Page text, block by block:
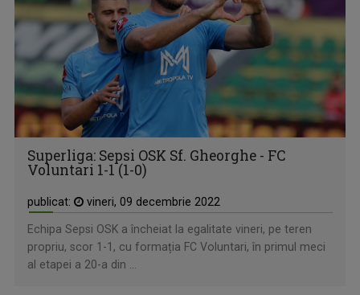
Superliga: Sepsi OSK Sf. Gheorghe - FC
Voluntari 1-1 (1-0)
publicat: vineri, 09 decembrie 2022
Echipa Sepsi OSK a încheiat la egalitate vineri, pe teren
propriu, scor 1-1, cu formația FC Voluntari, în primul meci
al etapei a 20-a din ...